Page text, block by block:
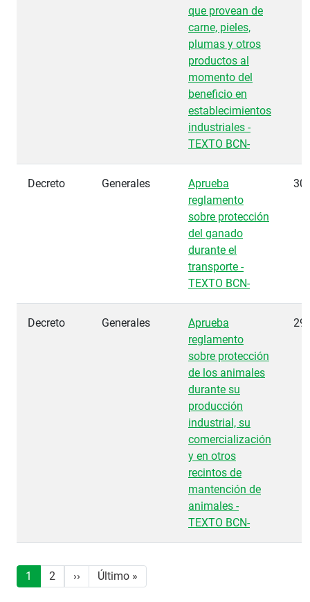
que provean de
carne, pieles,
plumas y otros
productos al
momento del
beneficio en
establecimientos
industriales -
TEXTO BCN-
Decreto Generales
Aprueba
reglamento
sobre protección
del ganado
durante el
transporte -
TEXTO BCN-
30
Decreto Generales
Aprueba
reglamento
sobre protección
de los animales
durante su
producción
industrial, su
comercialización
y en otros
recintos de
mantención de
animales -
TEXTO BCN-
29
Paginación
1 2 ›› Siguiente página
Último »